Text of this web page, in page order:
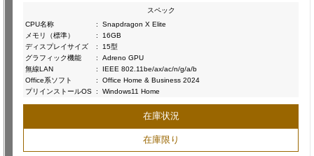
スペック
CPU名称
:
Snapdragon X Elite
メモリ（標準）
:
16GB
ディスプレイサイズ
:
15型
グラフィック機能
:
Adreno GPU
無線LAN
:
IEEE 802.11be/ax/ac/n/g/a/b
Office系ソフト
:
Office Home & Business 2024
プリインストールOS : Windows11 Home
在庫状況
在庫限り